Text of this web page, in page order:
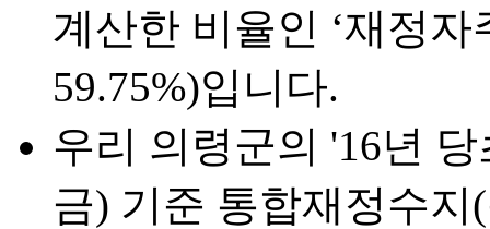
계산한 비율인 ‘재정자
59.75%)입니다.
우리 의령군의 '16년
금) 기준 통합재정수